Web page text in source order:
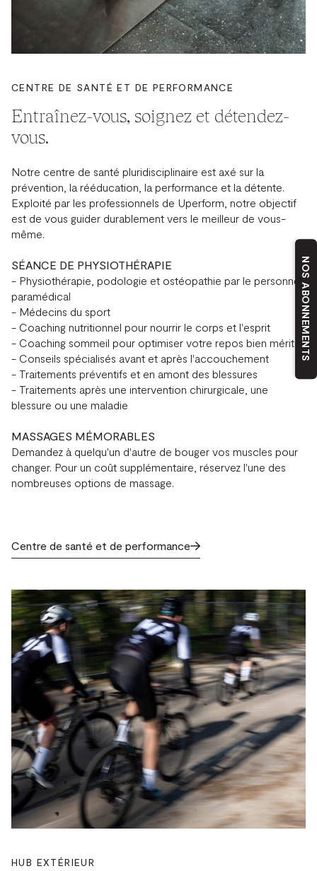
CENTRE DE SANTÉ ET DE PERFORMANCE
Entraînez-vous, soignez et détendez-
vous.
Notre centre de santé pluridisciplinaire est axé sur la
prévention, la rééducation, la performance et la détente.
Exploité par les professionnels de Uperform, notre objectif
est de vous guider durablement vers le meilleur de vous-
même.
SÉANCE DE PHYSIOTHÉRAPIE
- Physiothérapie, podologie et ostéopathie par le personnel
paramédical
- Médecins du sport
- Coaching nutritionnel pour nourrir le corps et l'esprit
- Coaching sommeil pour optimiser votre repos bien mérité
- Conseils spécialisés avant et après l'accouchement
- Traitements préventifs et en amont des blessures
- Traitements après une intervention chirurgicale, une
blessure ou une maladie
MASSAGES MÉMORABLES
Demandez à quelqu'un d'autre de bouger vos muscles pour
changer. Pour un coût supplémentaire, réservez l'une des
nombreuses options de massage.
Centre de santé et de performance
HUB EXTÉRIEUR
NOS ABONNEMENTS